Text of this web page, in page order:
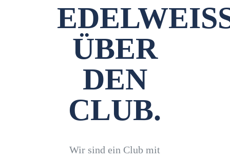
ÜBER
DEN
CLUB.
Wir sind ein Club mit